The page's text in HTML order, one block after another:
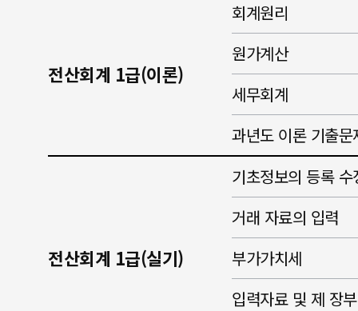
전산회계 1급(이론)
회계원리
원가계산
세무회계
과년도 이론 기출문
전산회계 1급(실기)
기초정보의 등록 수
거래 자료의 입력
부가가치세
입력자료 및 제 장